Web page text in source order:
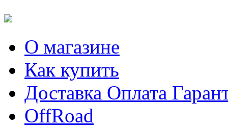
О магазине
Как купить
Доставка Оплата
OffRoad